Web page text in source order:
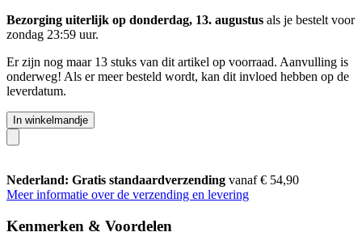
Bezorging uiterlijk op donderdag, 13. augustus als je bestelt voor
zondag 23:59 uur.
Er zijn nog maar 13 stuks van dit artikel op voorraad. Aanvulling is
onderweg! Als er meer besteld wordt, kan dit invloed hebben op de
leverdatum.
In winkelmandje
Nederland: Gratis standaardverzending vanaf € 54,90
Meer informatie over de verzending en levering
Kenmerken & Voordelen